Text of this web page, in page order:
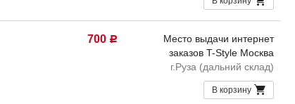
700 Р
Место выдачи интернет
заказов T-Style Москва
г.Руза (дальний склад)
В корзину